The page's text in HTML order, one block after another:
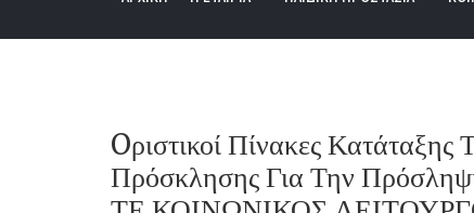
Oριστικοί Πίνακες
Πρόσκλησης Για Την